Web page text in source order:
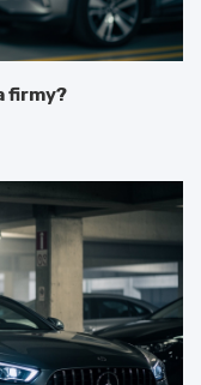
firmy?